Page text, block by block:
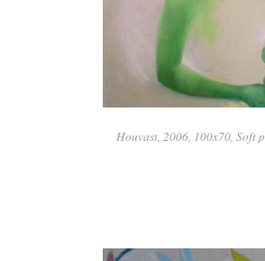
Houvast, 2006, 100x70, Soft